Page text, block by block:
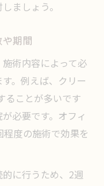
ましょう。
期間
術内容によって必
。例えば、クリー
ることが多いです
必要です。オフィ
度の施術で効果を
に行うため、2週